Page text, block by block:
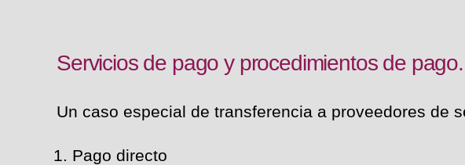
Servicios de pago y procedimientos de pago.
Un caso especial de transferencia a proveedores de
Pago directo